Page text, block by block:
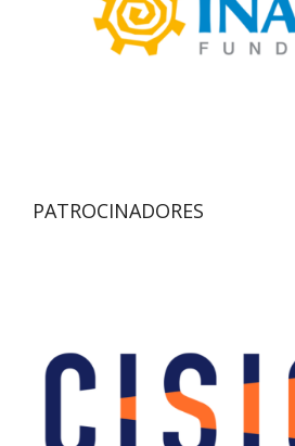
PATROCINADORES